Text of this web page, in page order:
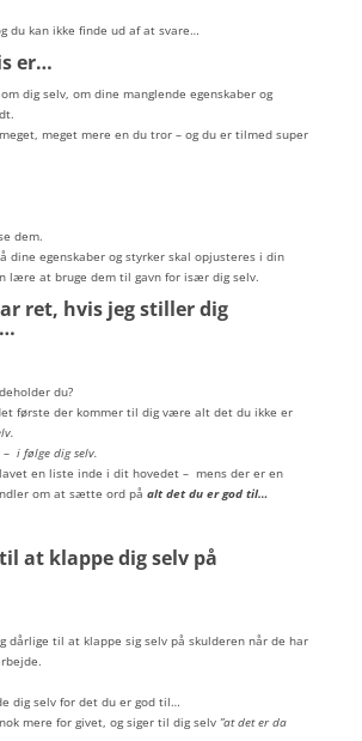
du kan ikke finde ud af at svare…
er…
dig selv, om dine manglende egenskaber og
meget mere en du tror – og du er tilmed super
dem.
dine egenskaber og styrker skal opjusteres i din
lære at bruge dem til gavn for især dig selv.
ret, hvis jeg stiller dig
du?
første der kommer til dig være alt det du ikke er
– i følge dig selv.
en liste inde i dit hovedet – mens der er en
om at sætte ord på alt det du er god til…
at klappe dig selv på
dårlige til at klappe sig selv på skulderen når de har
dig selv for det du er god til…
mere for givet, og siger til dig selv ”at det er da